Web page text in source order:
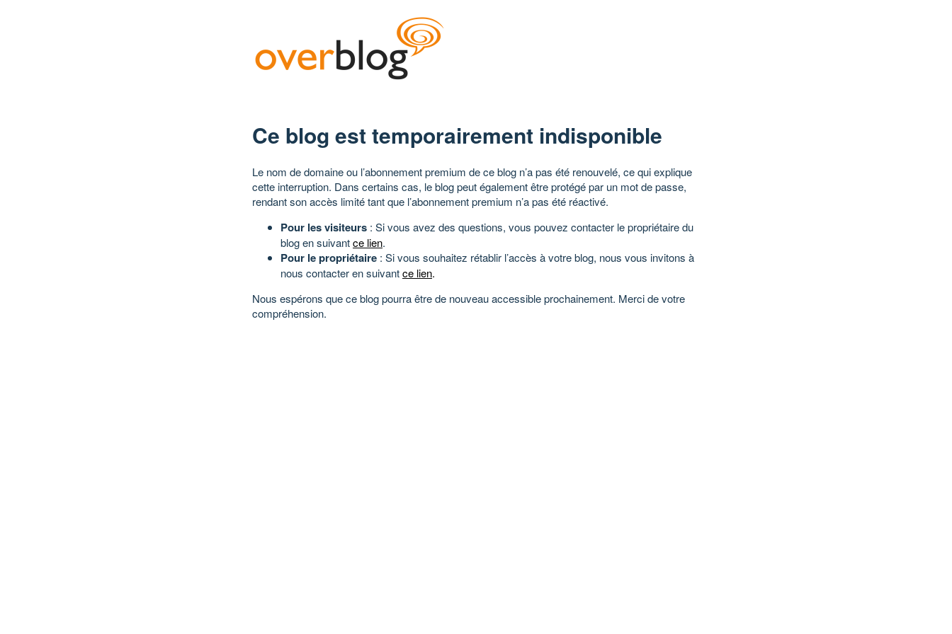
Ce blog est temporairement indisponible
Le nom de domaine ou l’abonnement premium de ce blog n’a pas été renouvelé, ce qui explique
cette interruption. Dans certains cas, le blog peut également être protégé par un mot de passe,
rendant son accès limité tant que l’abonnement premium n’a pas été réactivé.
Pour les visiteurs : Si vous avez des questions, vous pouvez contacter le propriétaire du
blog en suivantce lien.
Pour le propriétaire : Si vous souhaitez rétablir l’accès à votre blog, nous vous invitons à
nous contacter en suivantce lien.
Nous espérons que ce blog pourra être de nouveau accessible prochainement. Merci de votre
compréhension.